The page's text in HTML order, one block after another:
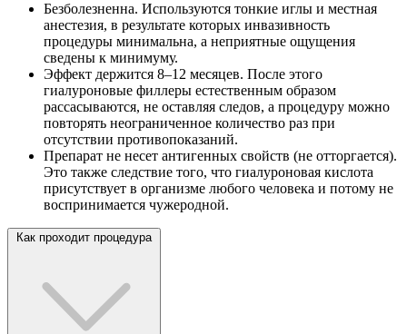
Безболезненна. Используются тонкие иглы и местная
анестезия, в результате которых инвазивность
процедуры минимальна, а неприятные ощущения
сведены к минимуму.
Эффект держится 8–12 месяцев. После этого
гиалуроновые филлеры естественным образом
рассасываются, не оставляя следов, а процедуру можно
повторять неограниченное количество раз при
отсутствии противопоказаний.
Препарат не несет антигенных свойств (не отторгается).
Это также следствие того, что гиалуроновая кислота
присутствует в организме любого человека и потому не
воспринимается чужеродной.
Как проходит процедура